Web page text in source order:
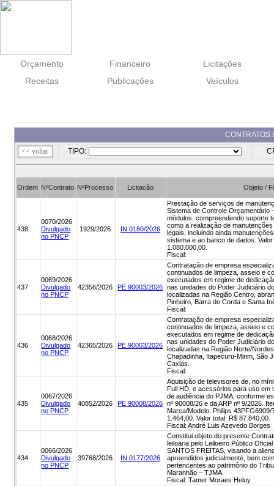
Orçamento Financeiro
Licitações
Receitas
Publicações Veículos
CONTRATOS
TIPO:
Ordem NºContrato NºProcesso Licitacão Objeto /
438
0070/2026
Divulgado
no PNCP
1929/2026 IN 0180/2026
Prestação de serviços de
Sistema de Controle Orçamentário
módulos, compreendendo suporte
como a realização de
legais, incluindo ainda
sistema e ao banco de dados.
1.080.000,00.
Fiscal:
437
0069/2026
Divulgado
no PNCP
42356/2026 PE 90003/2026
Contratação de empresa
continuados de limpeza, asseio e
executados em regime de
nas unidades do Poder Judiciário
localizadas na Região Centro,
Pinheiro, Barra do Corda e Santa
Fiscal:
436
0068/2026
Divulgado
no PNCP
42365/2026 PE 90003/2026
Contratação de empresa
continuados de limpeza, asseio e
executados em regime de
nas unidades do Poder Judiciário
localizadas na Região Norte/
Chapadinha, Itapecuru-Mirim, São
Caxias.
Fiscal:
435
0067/2026
Divulgado
no PNCP
40852/2026 PE 90008/2026
Aquisição de televisores de, no
Full HD, e acessórios para uso em
de audiência do PJMA, conforme
nº 90008/26 e da ARP nº 9/2026.
Marca/Modelo: Philips
1.464,00. Valor total: R$ 87.840,00.
Fiscal: André Luis Azevedo Borges
434
0066/2026
Divulgado
no PNCP
39768/2026 IN 0177/2026
Constitui objeto do presente
leiloaria pelo Leiloeiro Público
SANTOS FREITAS, visando a
apreendidos judicialmente, bem
pertencentes ao patrimônio do
Maranhão – TJMA.
Fiscal: Tamer Moraes Heluy